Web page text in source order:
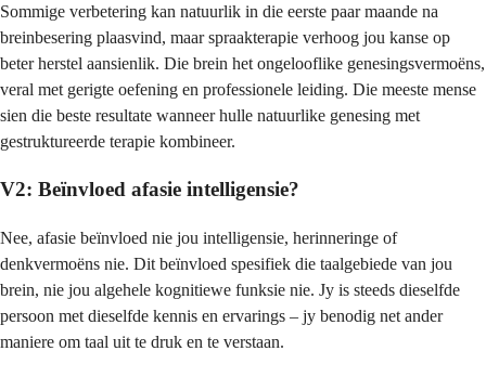
Sommige verbetering kan natuurlik in die eerste paar maande na
breinbesering plaasvind, maar spraakterapie verhoog jou kanse op
beter herstel aansienlik. Die brein het ongelooflike genesingsvermoëns,
veral met gerigte oefening en professionele leiding. Die meeste mense
sien die beste resultate wanneer hulle natuurlike genesing met
gestruktureerde terapie kombineer.
V2: Beïnvloed afasie intelligensie?
Nee, afasie beïnvloed nie jou intelligensie, herinneringe of
denkvermoëns nie. Dit beïnvloed spesifiek die taalgebiede van jou
brein, nie jou algehele kognitiewe funksie nie. Jy is steeds dieselfde
persoon met dieselfde kennis en ervarings – jy benodig net ander
maniere om taal uit te druk en te verstaan.